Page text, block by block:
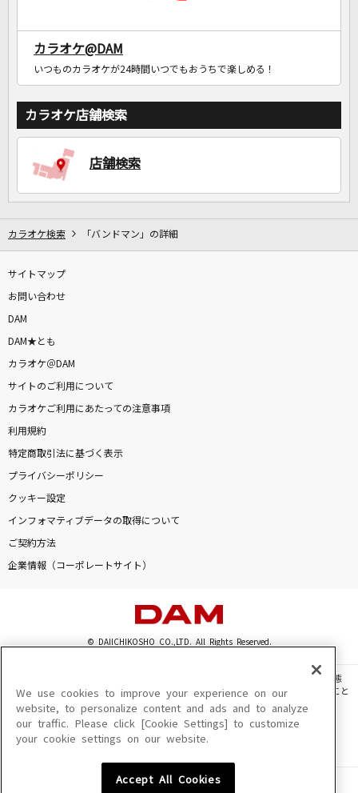
カラオケ@DAM
いつものカラオケが24時間いつでもおうちで楽しめる！
カラオケ店舗検索
店舗検索
カラオケ検索 「バンドマン」の詳細
サイトマップ
お問い合わせ
DAM
DAM★とも
カラオケ＠DAM
サイトのご利用について
カラオケご利用にあたっての注意事項
利用規約
特定商取引法に基づく表示
プライバシーポリシー
クッキー設定
インフォマティブデータの取得について
ご契約方法
企業情報（コーポレートサイト）
© DAIICHIKOSHO CO.,LTD. All Rights Reserved.
このサイトに掲載されている一切の文章・画像・写真・動画・音声等を、手段や形態
を問わず、著作権法の定める範囲を超えて無断で複製、転載、ファイル化などすること
を禁じます。
楽曲及びコンテンツは、機種によりご利用いただけない場合があります。
楽曲及びコンテンツの配信日、配信内容が変更になる場合があります。
We use cookies to improve your experience on our
website, to personalize content and ads and to analyze
our traffic. Please click [Cookie Settings] to customize
your cookie settings on our website.
Accept All Cookies